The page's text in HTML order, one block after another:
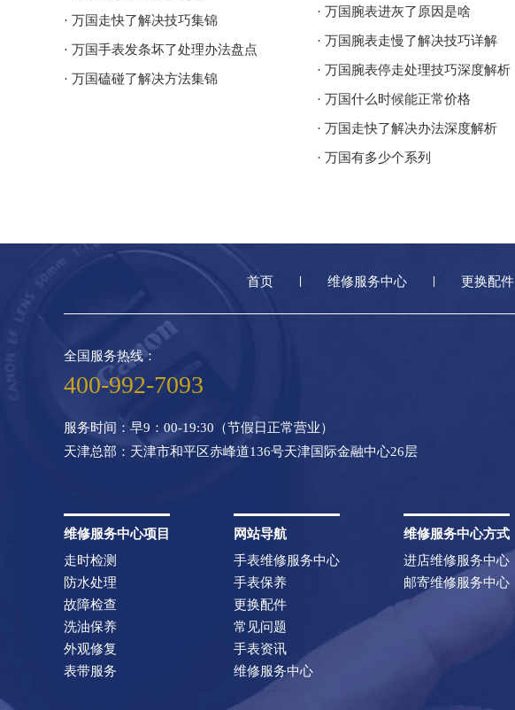
· 万国走快了解决技巧集锦
· 万国手表发条坏了处理办法盘点
· 万国磕碰了解决方法集锦
· 万国腕表进灰了原因是啥
· 万国腕表走慢了解决技巧详解
· 万国腕表停走处理技巧深度解析
· 万国什么时候能正常价格
· 万国走快了解决办法深度解析
· 万国有多少个系列
首页 维修服务中心 更换配件
全国服务热线：
400-992-7093
服务时间：早9：00-19:30（节假日正常营业）
天津总部：天津市和平区赤峰道136号天津国际金融中心26层
维修服务中心项目
走时检测
防水处理
故障检查
洗油保养
外观修复
表带服务
网站导航
手表维修服务中心
手表保养
更换配件
常见问题
手表资讯
维修服务中心
维修服务中心方式
进店维修服务中心
邮寄维修服务中心